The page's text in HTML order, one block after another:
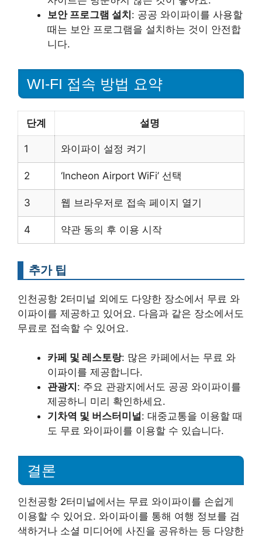
보안 프로그램 설치 : 공공 와이파이를 사용할
때는 보안 프로그램을 설치하는 것이 안전합
니다.
WI-FI 접속 방법 요약
단계 설명
1 와이파이 설정 켜기
2 ‘Incheon Airport WiFi’ 선택
3 웹 브라우저로 접속 페이지 열기
4 약관 동의 후 이용 시작
추가 팁
인천공항 2터미널 외에도 다양한 장소에서 무료 와
이파이를 제공하고 있어요. 다음과 같은 장소에서도
무료로 접속할 수 있어요.
카페 및 레스토랑: 많은 카페에서는 무료 와
이파이를 제공합니다.
관광지 : 주요 관광지에서도 공공 와이파이를
제공하니 미리 확인하세요.
기차역 및 버스터미널: 대중교통을 이용할 때
도 무료 와이파이를 이용할 수 있습니다.
결론
인천공항 2터미널에서는 무료 와이파이를 손쉽게
이용할 수 있어요. 와이파이를 통해 여행 정보를 검
색하거나 소셜 미디어에 사진을 공유하는 등 다양한